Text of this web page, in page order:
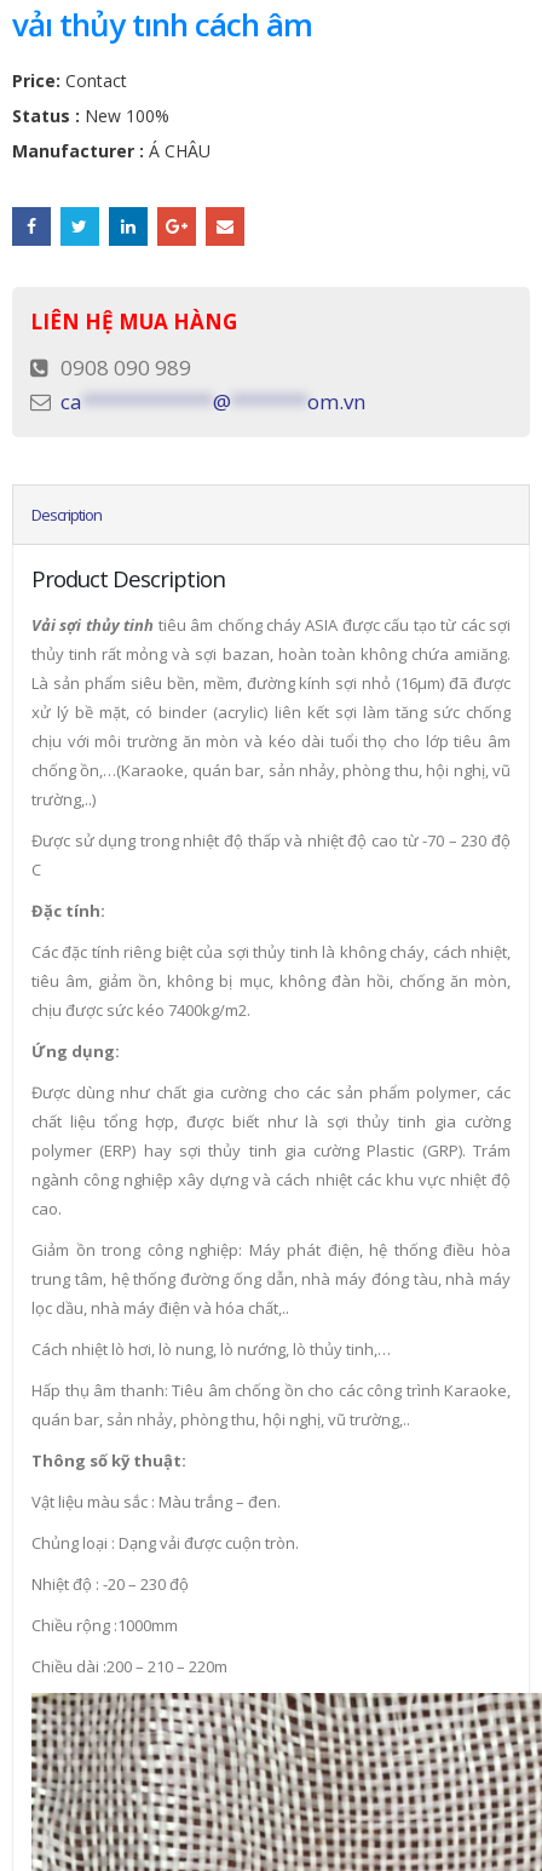
vảı thủy tınh cách âm
Price: Contact
Status : New 100%
Manufacturer : Á CHÂU
LIÊN HỆ MUA HÀNG
0908 090 989
ca
@ om.vn
Description
Product Description
Vải sợi thủy tinh tiêu âm chống cháy ASIA được cấu tạo từ các sợi
thủy tinh rất mỏng và sợi bazan, hoàn toàn không chứa amiăng.
Là sản phẩm siêu bền, mềm, đường kính sợi nhỏ (16µm) đã được
xử lý bề mặt, có binder (acrylic) liên kết sợi làm tăng sức chống
chịu với môi trường ăn mòn và kéo dài tuổi thọ cho lớp tiêu âm
chống ồn,…(Karaoke, quán bar, sản nhảy, phòng thu, hội nghị, vũ
trường,..)
Được sử dụng trong nhiệt độ thấp và nhiệt độ cao từ -70 – 230 độ
C
Đặc tính:
Các đặc tính riêng biệt của sợi thủy tinh là không cháy, cách nhiệt,
tiêu âm, giảm ồn, không bị mục, không đàn hồi, chống ăn mòn,
chịu được sức kéo 7400kg/m2.
Ứng dụng:
Được dùng như chất gia cường cho các sản phẩm polymer, các
chất liệu tổng hợp, được biết như là sợi thủy tinh gia cường
polymer (ERP) hay sợi thủy tinh gia cường Plastic (GRP). Trám
ngành công nghiệp xây dựng và cách nhiệt các khu vực nhiệt độ
cao.
Giảm ồn trong công nghiệp: Máy phát điện, hệ thống điều hòa
trung tâm, hệ thống đường ống dẫn, nhà máy đóng tàu, nhà máy
lọc dầu, nhà máy điện và hóa chất,..
Cách nhiệt lò hơi, lò nung, lò nướng, lò thủy tinh,…
Hấp thụ âm thanh: Tiêu âm chống ồn cho các công trình Karaoke,
quán bar, sản nhảy, phòng thu, hội nghị, vũ trường,..
Thông số kỹ thuật:
Vật liệu màu sắc : Màu trắng – đen.
Chủng loại : Dạng vải được cuộn tròn.
Nhiệt độ : -20 – 230 độ
Chiều rộng :1000mm
Chiều dài :200 – 210 – 220m